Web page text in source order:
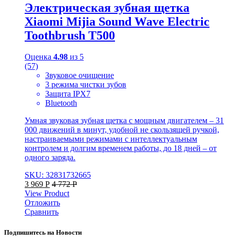
Электрическая зубная щетка
Xiaomi Mijia Sound Wave Electric
Toothbrush T500
Оценка 4.98 из 5
(57)
Звуковое очищение
3 режима чистки зубов
Защита IPX7
Bluetooth
Умная звуковая зубная щетка с мощным двигателем – 31
000 движений в минут, удобной не скользящей ручкой,
настраиваемыми режимами с интеллектуальным
контролем и долгим временем работы, до 18 дней – от
одного заряда.
SKU: 32831732665
3 969 Р 4 772Р
View Product
Отложить
Сравнить
Подпишитесь на Новости